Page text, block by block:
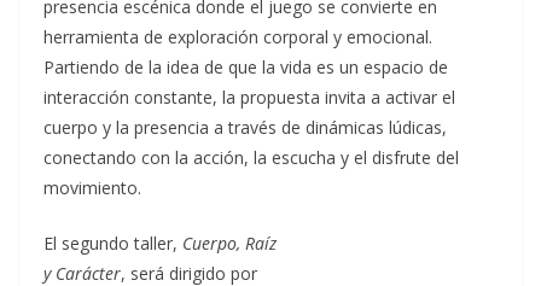
presencia escénica donde el juego se convierte en
herramienta de exploración corporal y emocional.
Partiendo de la idea de que la vida es un espacio de
interacción constante, la propuesta invita a activar el
cuerpo y la presencia a través de dinámicas lúdicas,
conectando con la acción, la escucha y el disfrute del
movimiento.
El segundo taller, Cuerpo, Raíz
y Carácter, será dirigido por